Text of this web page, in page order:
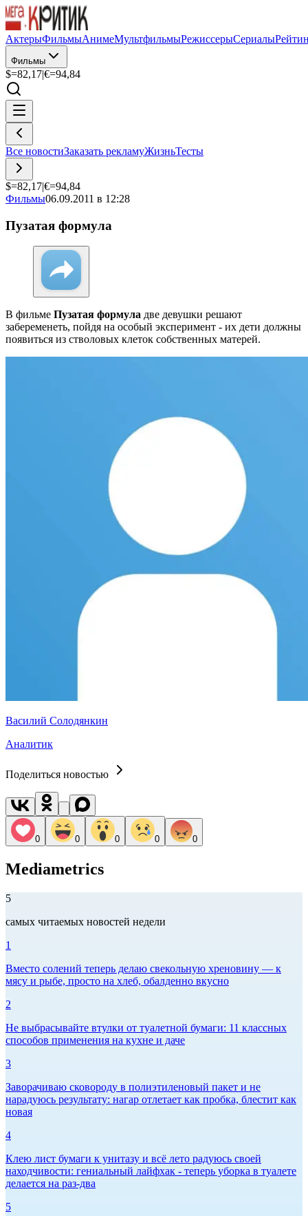
АктерыФильмыАнимеМультфильмыРежиссерыСериалы
Фильмы
$=82,17|€=94,84
Все новостиЗаказать рекламуЖизньТесты
$=82,17|€=94,84
Фильмы06.09.2011 в 12:28
Пузатая формула
В фильме Пузатая формула две девушки решают
забеременеть, пойдя на особый эксперимент - их дети должны
появиться из стволовых клеток собственных матерей.
Василий Солодянкин
Аналитик
Поделиться новостью
0 0 0 0 0
Mediametrics
5
самых читаемых новостей недели
1
Вместо солений теперь делаю свекольную хреновину — к
мясу и рыбе, просто на хлеб, обалденно вкусно
2
Не выбрасывайте втулки от туалетной бумаги: 11 классных
способов применения на кухне и даче
3
Заворачиваю сковороду в полиэтиленовый пакет и не
нарадуюсь результату: нагар отлетает как пробка, блестит как
новая
4
Клею лист бумаги к унитазу и всё лето радуюсь своей
находчивости: гениальный лайфхак - теперь уборка в туалете
делается на раз-два
5